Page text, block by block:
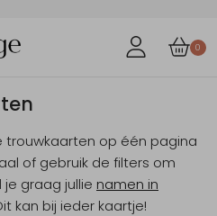
0
trouwkaarten op één pagina
of gebruik de filters om
graag jullie namen in
kan bij ieder kaartje!